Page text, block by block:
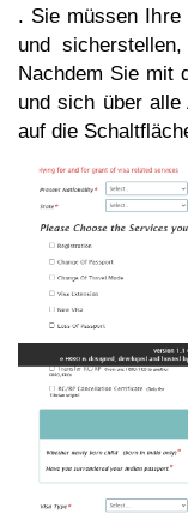
. Sie müssen Ihre
und
Nachdem Sie mit
und sich über alle
auf die